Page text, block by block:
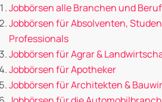
Jobbörsen alle Branchen und
Jobbörsen für Absolventen,
Professionals
Jobbörsen für Agrar &
Jobbörsen für Apotheker
Jobbörsen für Architekten &